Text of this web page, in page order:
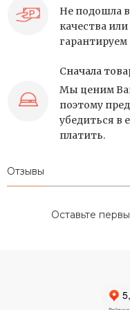
Не подошла
качества
Сначала
Мы ценим
поэтому
убедиться в
платить.
Отзывы
Оставьте